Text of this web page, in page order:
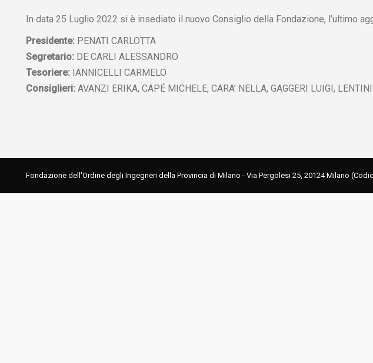
In data 25 Luglio 2022 si è insediato il nuovo Consiglio della Fondazione, l’ultimo
Presidente: PENATI CARLOTTA
Segretario: DE CARLI ALESSANDRO
Tesoriere: IANNICELLI CARMELO
Consiglieri: AVANZI ERIKA, CAPÉ MICHELE, CARA’ NELLA, GAGGERI LUIGI,
Fondazione dell'Ordine degli Ingegneri della Provincia di Milano - Via Pergolesi 25, 20124 Milano